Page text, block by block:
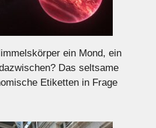
ein Mond, ein
Das seltsame
Etiketten in Frage